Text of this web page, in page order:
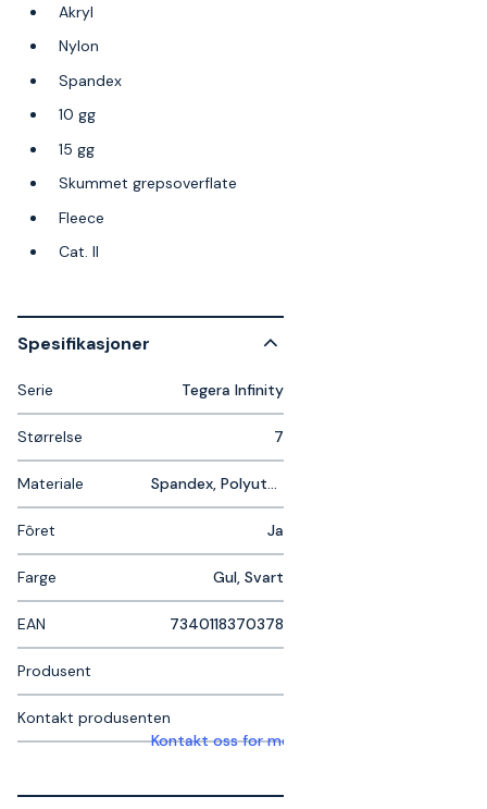
Akryl
Nylon
Spandex
10 gg
15 gg
Skummet grepsoverflate
Fleece
Cat. II
Spesifikasjoner
Serie Tegera Infinity
Størrelse 7
Materiale Spandex, Polyuteran
Fôret Ja
Farge Gul, Svart
EAN 7340118370378
Produsent
Kontakt produsenten
Kontakt oss for mer informasjon